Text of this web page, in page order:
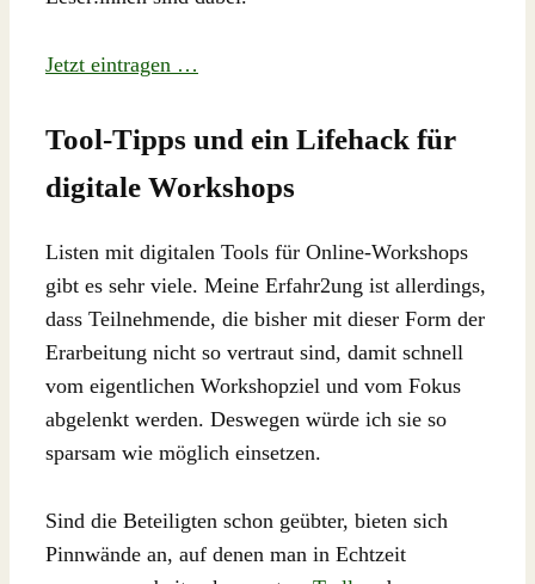
Jetzt eintragen …
Tool-Tipps und ein Lifehack für
digitale Workshops
Listen mit digitalen Tools für Online-Workshops
gibt es sehr viele. Meine Erfahr2ung ist allerdings,
dass Teilnehmende, die bisher mit dieser Form der
Erarbeitung nicht so vertraut sind, damit schnell
vom eigentlichen Workshopziel und vom Fokus
abgelenkt werden. Deswegen würde ich sie so
sparsam wie möglich einsetzen.
Sind die Beteiligten schon geübter, bieten sich
Pinnwände an, auf denen man in Echtzeit